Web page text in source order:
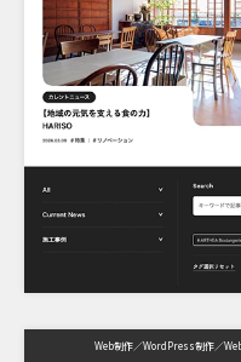
Web制作 WordPress制作